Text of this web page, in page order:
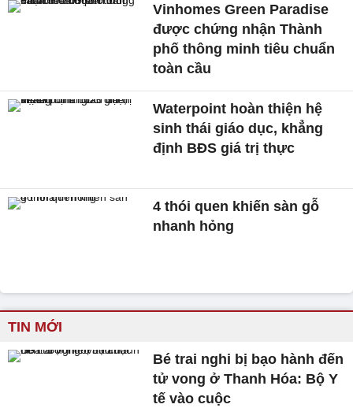
Vinhomes Green Paradise
được chứng nhận Thành
phố thông minh tiêu chuẩn
toàn cầu
Waterpoint hoàn thiện hệ
sinh thái giáo dục, khẳng
định BĐS giá trị thực
4 thói quen khiến sàn gỗ
nhanh hỏng
TIN MỚI
Bé trai nghi bị bạo hành đến
tử vong ở Thanh Hóa: Bộ Y
tế vào cuộc